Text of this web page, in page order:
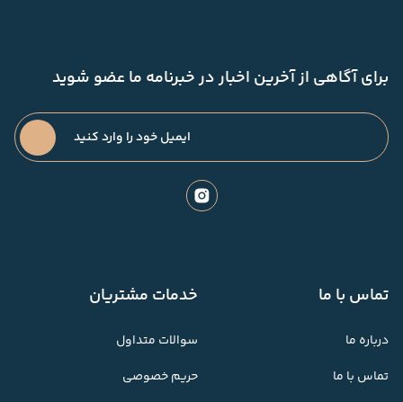
برای آگاهی از آخرین اخبار در خبرنامه ما عضو شوید
تماس با ما
درباره ما
تماس با ما
خدمات مشتریان
سوالات متداول
حریم خصوصی